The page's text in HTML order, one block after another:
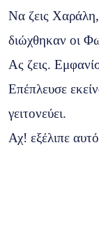
Να ζεις
διώχθηκαν οι
Ας ζεις.
Επέπλευσε
γειτονεύει.
Αχ! εξέλιπε